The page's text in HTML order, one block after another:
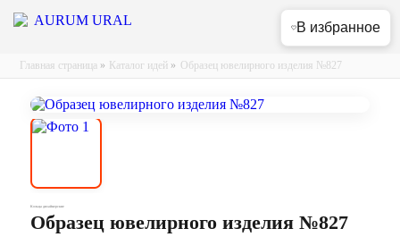
Главная страница» Каталог идей » Образец ювелирного изделия №827
Кольца дизайнерские
Образец ювелирного изделия №827
В избранное